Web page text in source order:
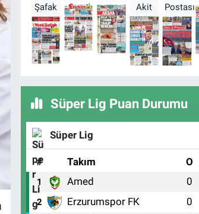
Şafak
Akit
Postası
Süper Lig Puan Durumu
Süper Lig
# Takım O
1 Amed 0
2 Erzurumspor FK 0